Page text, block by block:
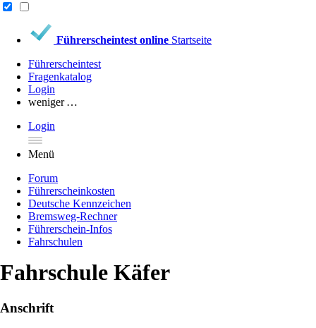
Führerscheintest online Startseite
Führerscheintest
Fragenkatalog
Login
weniger …
Login
Menü
Forum
Führerscheinkosten
Deutsche Kennzeichen
Bremsweg-Rechner
Führerschein-Infos
Fahrschulen
Fahrschule Käfer
Anschrift